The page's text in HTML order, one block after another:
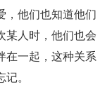
，他们也知道他们
某人时，他们也会
在一起，这种关系
。